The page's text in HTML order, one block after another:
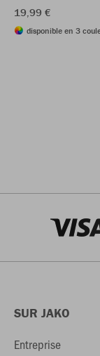
19,99 €
disponible en 3
SUR JAKO
Entreprise